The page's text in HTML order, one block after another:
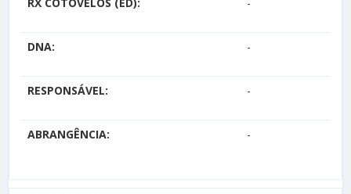
DNA: -
RESPONSÁVEL: -
ABRANGÊNCIA: -